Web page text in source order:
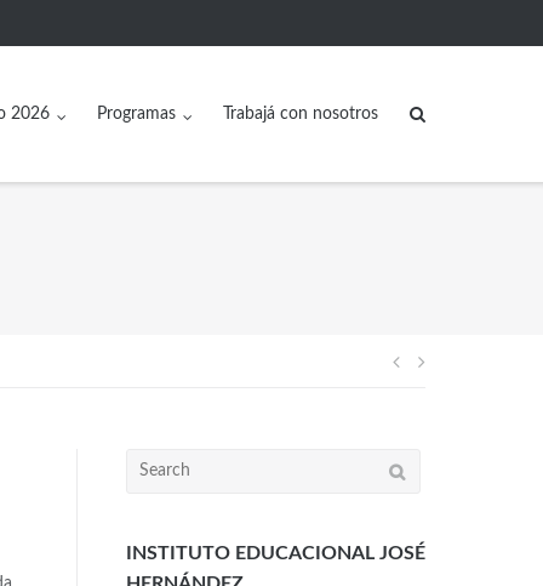
2026 Programas Trabajá con nosotros
INSTITUTO EDUCACIONAL JOSÉ